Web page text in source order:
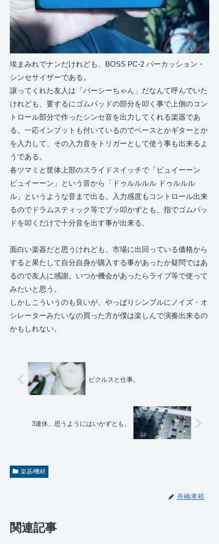
埃まみれでナンだけれども、BOSS PC-2 パーカッション・
シンセサイザーである。
譲ってくれた友人は「パーシーちゃん」だなんて呼んでいた
けれども、要するにゴムパッドの部分を叩く事で上側のコン
トロール部分で作ったシンセ音を出力してくれる楽器であ
る。一応インプットも付いているのでベースとかギターとか
を入力して、その入力音をトリガーとして使う事も出来るよ
うである。
各ツマミと筐体上部のスライドスイッチで「ピュイーーン
ピュイーーン」という音から「ドゥルルルル ドゥルルル
ル」というような音まで出る。入力感度もコントロール出来
るのでドラムスティック等でブッ叩かずとも、指でゴムパッ
ドを叩くだけで十分音を出す事が出来る。
面白い楽器だと思うけれども、市場に出回っている価格から
すると果たして自分自身が購入する事があったか疑問ではあ
るので友人に感謝。いつか機会があったらライブ等で使って
みたいと思う。
しかしこういうのも良いが、やっぱりシンプルにノイズ・オ
シレーターみたいなの買った方が僕は楽しんで演奏出来るの
かもしれない。
ピクルスと仕事。
3連休、思うようにはいかずとも。
楽器/機材
舟橋孝裕
関連記事